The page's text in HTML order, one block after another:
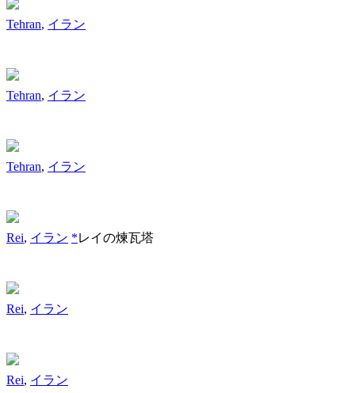
Tehran, イラン
Tehran, イラン
Tehran, イラン
Rei, イラン *レイの煉瓦塔
Rei, イラン
Rei, イラン